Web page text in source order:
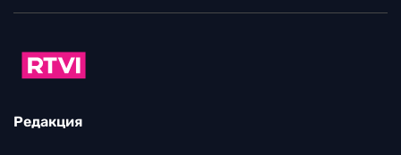
Редакция